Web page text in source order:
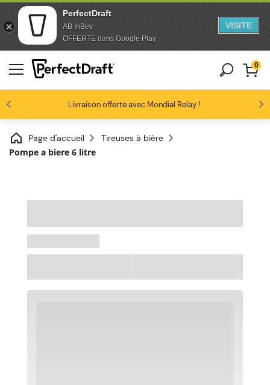
PerfectDraft
AB InBev
OFFERTE dans Google Play
VISITE
Passer au contenu
Passer en bas de page
Livraison offerte avec Mondial Relay !
Profitez de -10% dès 3 fûts unitaires
Les amateurs de bière nous adorent
0
Page d'accueil Tireuses à bière
Pompe a biere 6 litre